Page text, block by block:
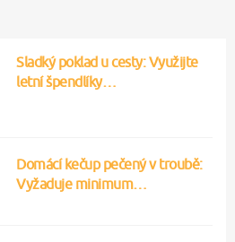
Sladký poklad u cesty: Využijte
letní špendlíky…
Domácí kečup pečený v troubě:
Vyžaduje minimum…